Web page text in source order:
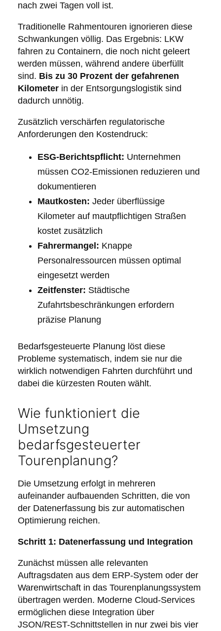
nach zwei Tagen voll ist.
Traditionelle Rahmentouren ignorieren diese
Schwankungen völlig. Das Ergebnis: LKW
fahren zu Containern, die noch nicht geleert
werden müssen, während andere überfüllt
sind. Bis zu 30 Prozent der gefahrenen
Kilometerin der Entsorgungslogistik sind
dadurch unnötig.
Zusätzlich verschärfen regulatorische
Anforderungen den Kostendruck:
ESG-Berichtspflicht: Unternehmen
müssen CO2-Emissionen reduzieren und
dokumentieren
Mautkosten: Jeder überflüssige
Kilometer auf mautpflichtigen Straßen
kostet zusätzlich
Fahrermangel: Knappe
Personalressourcen müssen optimal
eingesetzt werden
Zeitfenster: Städtische
Zufahrtsbeschränkungen erfordern
präzise Planung
Bedarfsgesteuerte Planung löst diese
Probleme systematisch, indem sie nur die
wirklich notwendigen Fahrten durchführt und
dabei die kürzesten Routen wählt.
Wie funktioniert die
Umsetzung
bedarfsgesteuerter
Tourenplanung?
Die Umsetzung erfolgt in mehreren
aufeinander aufbauenden Schritten, die von
der Datenerfassung bis zur automatischen
Optimierung reichen.
Schritt 1: Datenerfassung und Integration
Zunächst müssen alle relevanten
Auftragsdaten aus dem ERP-System oder der
Warenwirtschaft in das Tourenplanungssystem
übertragen werden. Moderne Cloud-Services
ermöglichen diese Integration über
JSON/REST-Schnittstellen in nur zwei bis vier